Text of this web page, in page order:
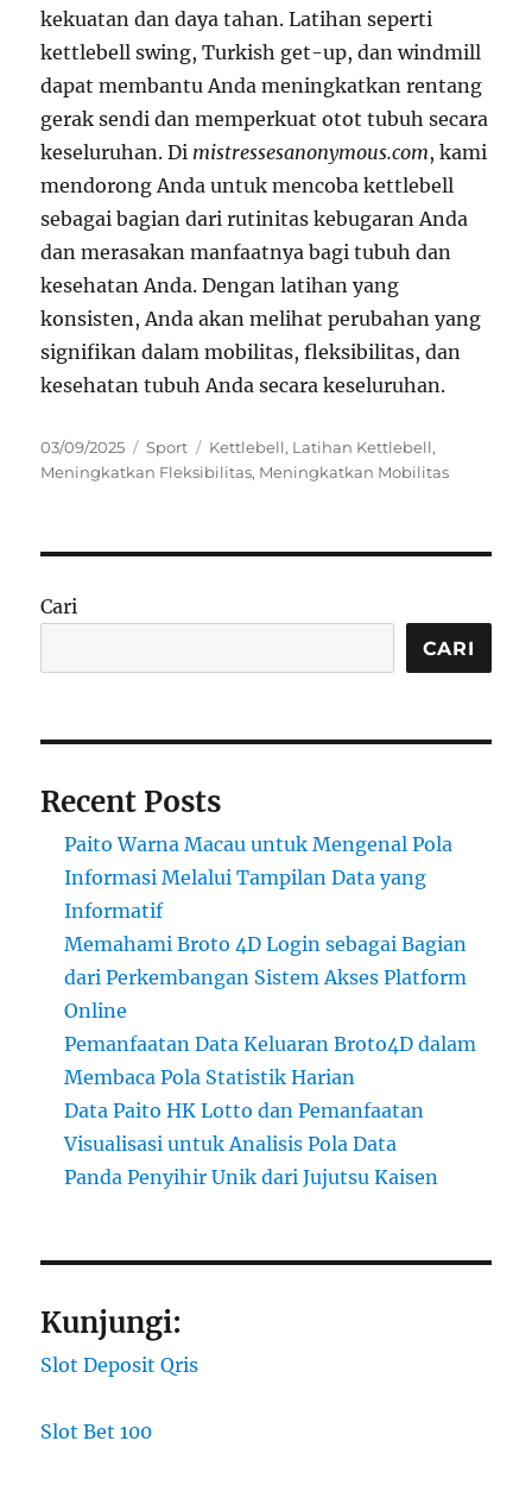
kekuatan dan daya tahan. Latihan seperti
kettlebell swing, Turkish get-up, dan windmill
dapat membantu Anda meningkatkan rentang
gerak sendi dan memperkuat otot tubuh secara
keseluruhan. Di mistressesanonymous.com, kami
mendorong Anda untuk mencoba kettlebell
sebagai bagian dari rutinitas kebugaran Anda
dan merasakan manfaatnya bagi tubuh dan
kesehatan Anda. Dengan latihan yang
konsisten, Anda akan melihat perubahan yang
signifikan dalam mobilitas, fleksibilitas, dan
kesehatan tubuh Anda secara keseluruhan.
Posted
on
03/09/2025 Categories
Sport Tags
Kettlebell, Latihan Kettlebell,
Meningkatkan Fleksibilitas, Meningkatkan Mobilitas
Cari
CARI
Recent Posts
Paito Warna Macau untuk Mengenal Pola
Informasi Melalui Tampilan Data yang
Informatif
Memahami Broto 4D Login sebagai Bagian
dari Perkembangan Sistem Akses Platform
Online
Pemanfaatan Data Keluaran Broto4D dalam
Membaca Pola Statistik Harian
Data Paito HK Lotto dan Pemanfaatan
Visualisasi untuk Analisis Pola Data
Panda Penyihir Unik dari Jujutsu Kaisen
Kunjungi:
Slot Deposit Qris
Slot Bet 100